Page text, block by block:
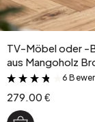
TV-Möbel oder -
aus Mangoholz
&
6
279.00 €